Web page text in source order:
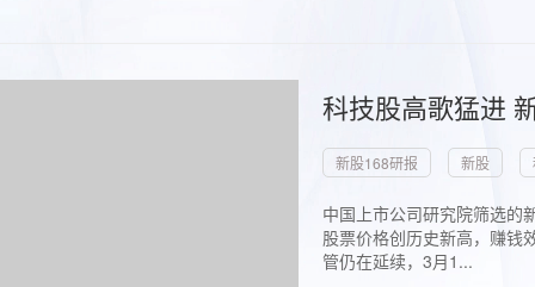
科技股高歌猛进
新股168研报 新股
中国上市公司研究院筛选的
股票价格创历史新高，赚钱
管仍在延续，3月1...